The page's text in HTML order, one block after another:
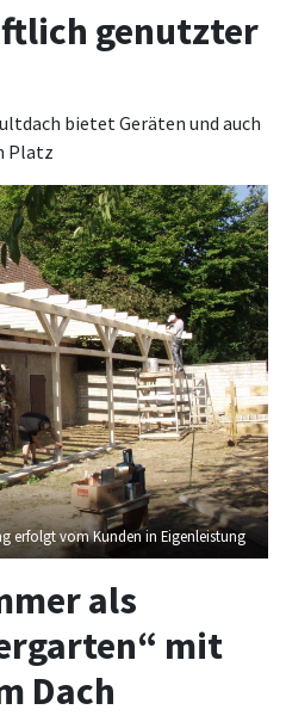
genutzter
bietet Geräten und auch
Platz
erfolgt vom Kunden in Eigenleistung
als
mit
Dach